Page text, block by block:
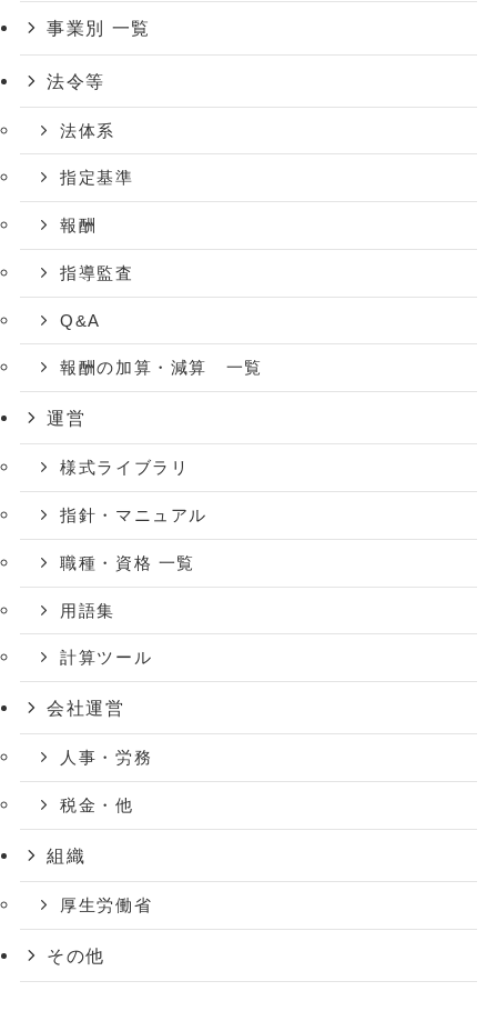
事業別 一覧
法令等
法体系
指定基準
報酬
指導監査
Q&A
報酬の加算・減算 一覧
運営
様式ライブラリ
指針・マニュアル
職種・資格 一覧
用語集
計算ツール
会社運営
人事・労務
税金・他
組織
厚生労働省
その他